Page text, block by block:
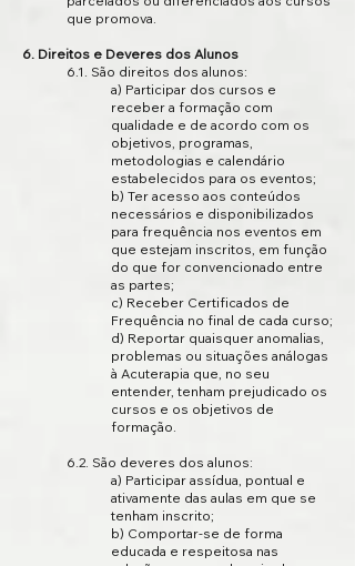
que promova.
6. Direitos e Deveres dos Alunos
6.1. São direitos dos alunos:
a) Participar dos cursos e
receber a formação com
qualidade e de acordo com os
objetivos, programas,
metodologias e calendário
estabelecidos para os eventos;
b) Ter acesso aos conteúdos
necessários e disponibilizados
para frequência nos eventos em
que estejam inscritos, em função
do que for convencionado entre
as partes;
c) Receber Certificados de
Frequência no final de cada curso;
d) Reportar quaisquer anomalias,
problemas ou situações análogas
à Acuterapia que, no seu
entender, tenham prejudicado os
cursos e os objetivos de
formação.
6.2. São deveres dos alunos:
a) Participar assídua, pontual e
ativamente das aulas em que se
tenham inscrito;
b) Comportar-se de forma
educada e respeitosa nas